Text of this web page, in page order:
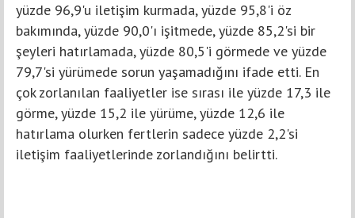
yüzde 96,9'u iletişim kurmada, yüzde 95,8'i öz
bakımında, yüzde 90,0'ı işitmede, yüzde 85,2'si bir
şeyleri hatırlamada, yüzde 80,5'i görmede ve yüzde
79,7'si yürümede sorun yaşamadığını ifade etti. En
çok zorlanılan faaliyetler ise sırası ile yüzde 17,3 ile
görme, yüzde 15,2 ile yürüme, yüzde 12,6 ile
hatırlama olurken fertlerin sadece yüzde 2,2'si
iletişim faaliyetlerinde zorlandığını belirtti.